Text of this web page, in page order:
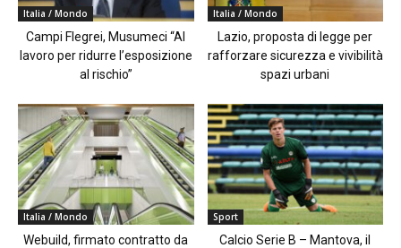
Italia / Mondo
Campi Flegrei, Musumeci “Al
lavoro per ridurre l’esposizione
al rischio”
Italia / Mondo
Lazio, proposta di legge per
rafforzare sicurezza e vivibilità
spazi urbani
Italia / Mondo
Webuild, firmato contratto da
Sport
Calcio Serie B – Mantova, il